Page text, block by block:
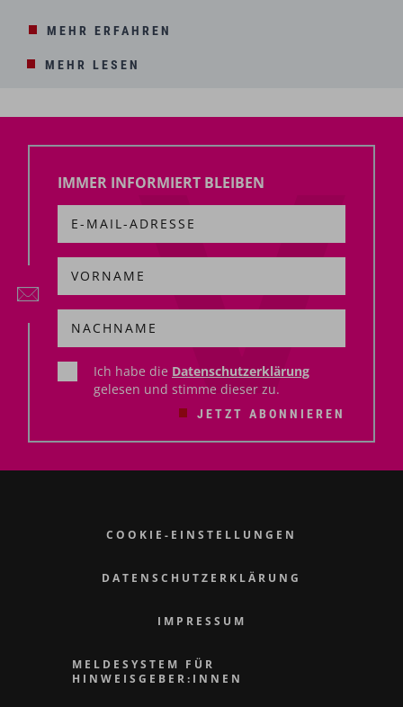
MEHR ERFAHREN
MEHR LESEN
IMMER INFORMIERT BLEIBEN
JETZT ABONNIEREN
Ich habe die Datenschutzerklärung
gelesen und stimme dieser zu.
COOKIE-EINSTELLUNGEN
DATENSCHUTZERKLÄRUNG
IMPRESSUM
MELDESYSTEM FÜR
HINWEISGEBER:INNEN